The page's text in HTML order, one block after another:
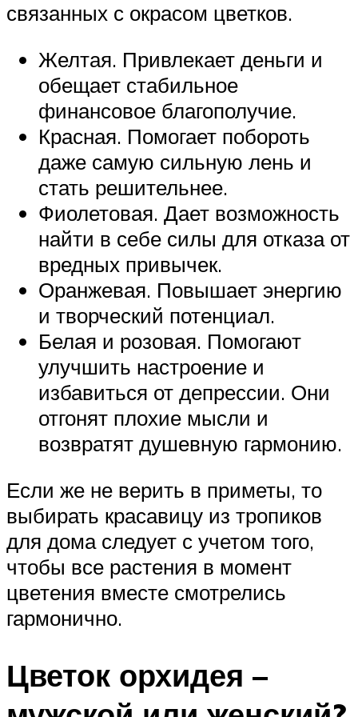
связанных с окрасом цветков.
Желтая. Привлекает деньги и
обещает стабильное
финансовое благополучие.
Красная. Помогает побороть
даже самую сильную лень и
стать решительнее.
Фиолетовая. Дает возможность
найти в себе силы для отказа от
вредных привычек.
Оранжевая. Повышает энергию
и творческий потенциал.
Белая и розовая. Помогают
улучшить настроение и
избавиться от депрессии. Они
отгонят плохие мысли и
возвратят душевную гармонию.
Если же не верить в приметы, то
выбирать красавицу из тропиков
для дома следует с учетом того,
чтобы все растения в момент
цветения вместе смотрелись
гармонично.
Цветок орхидея –